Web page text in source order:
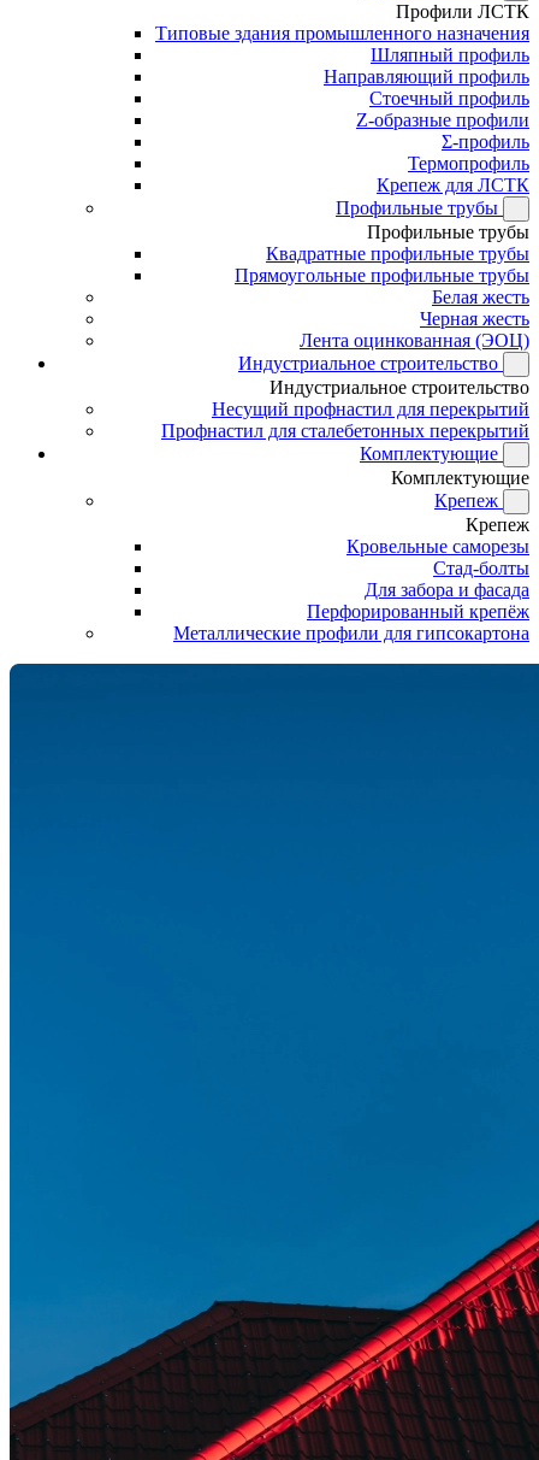
Профили ЛСТК
Типовые здания промышленного назначения
Шляпный профиль
Направляющий профиль
Стоечный профиль
Z-образные профили
Σ-профиль
Термопрофиль
Крепеж для ЛСТК
Профильные трубы
Профильные трубы
Квадратные профильные трубы
Прямоугольные профильные трубы
Белая жесть
Черная жесть
Лента оцинкованная (ЭОЦ)
Индустриальное строительство
Индустриальное строительство
Несущий профнастил для перекрытий
Профнастил для сталебетонных перекрытий
Комплектующие
Комплектующие
Крепеж
Крепеж
Кровельные саморезы
Стад-болты
Для забора и фасада
Перфорированный крепёж
Металлические профили для гипсокартона